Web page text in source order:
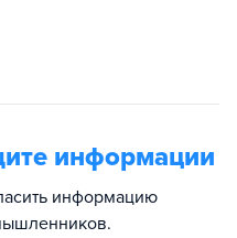
информации
информацию